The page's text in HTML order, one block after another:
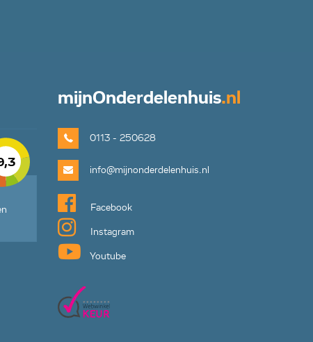
mijnOnderdelenhuis.nl
0113 - 250628
info@mijnonderdelenhuis.nl
Facebook
Instagram
Youtube